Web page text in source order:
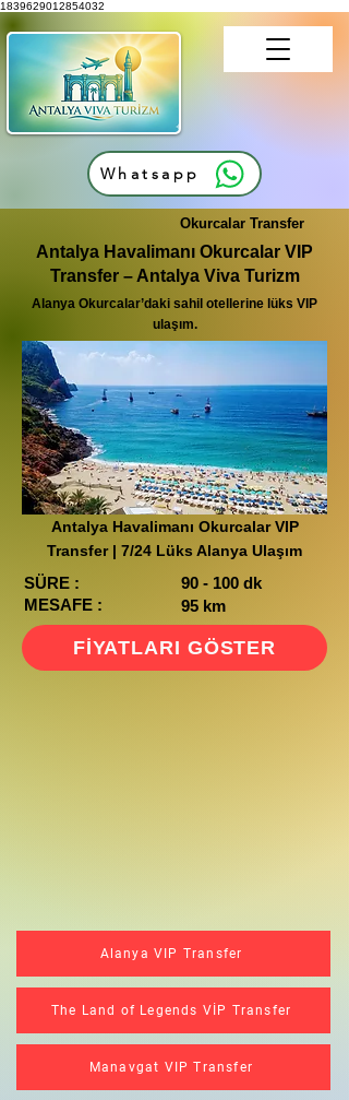
1839629012854032
Whatsapp
Okurcalar Transfer
Antalya Havalimanı Okurcalar VIP
Transfer – Antalya Viva Turizm
Alanya Okurcalar’daki sahil otellerine lüks VIP
ulaşım.
Antalya Havalimanı Okurcalar VIP
Transfer | 7/24 Lüks Alanya Ulaşım
SÜRE :
MESAFE :
90 - 100 dk
95 km
FİYATLARI GÖSTER
Alanya VIP Transfer
The Land of Legends VİP Transfer
Manavgat VIP Transfer